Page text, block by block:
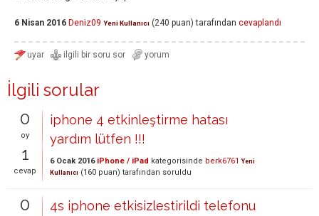
6 Nisan 2016 Deniz09 Yeni Kullanıcı (240 puan) tarafından cevaplandı
İlgili sorular
0
oy
1
cevap
iphone 4 etkinleştirme hatası
yardım lütfen !!!
6 Ocak 2016 iPhone / iPad kategorisinde berk6761 Yeni
Kullanıcı (160 puan) tarafından soruldu
0
4s iphone etkisizlestirildi telefonu